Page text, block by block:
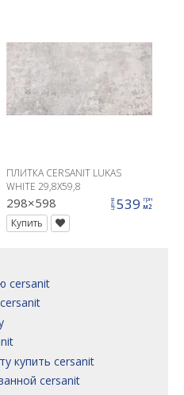
ПЛИТКА CERSANIT LUKAS
WHITE 29,8X59,8
298×598 цена 539 грн
м2
Купить
cersanit
купить cersanit
cersanit